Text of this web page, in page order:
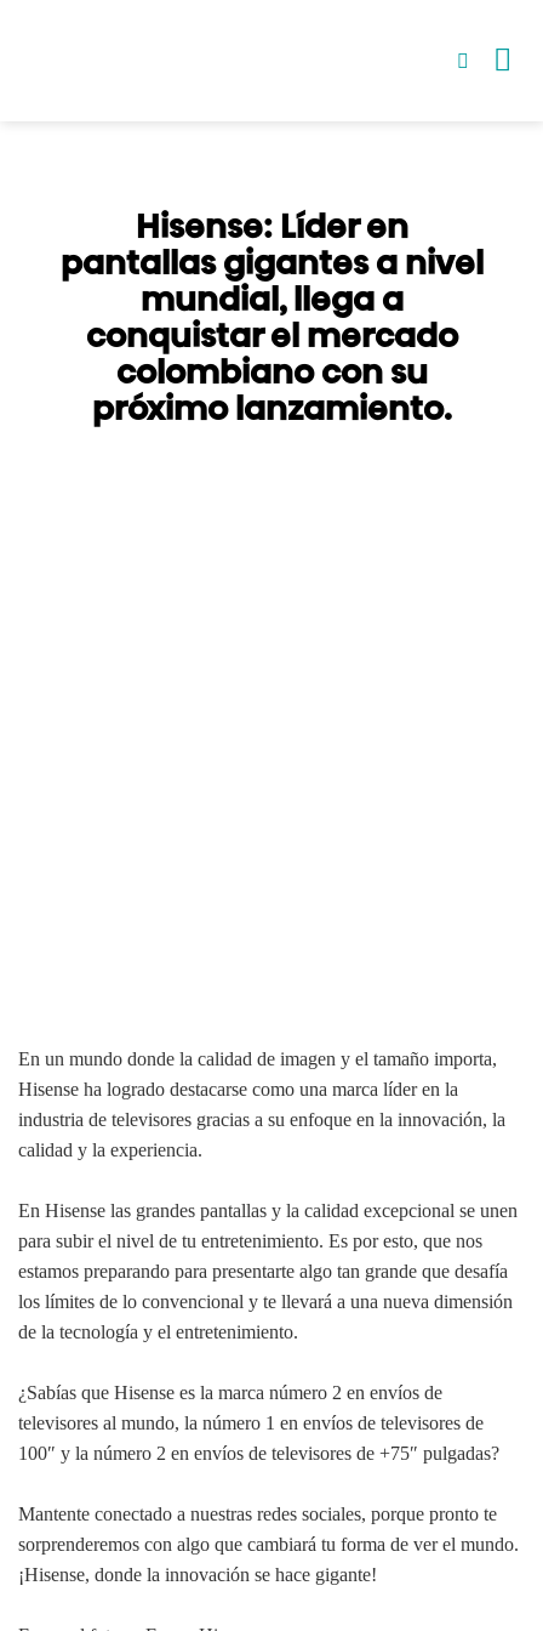
Hisense: Líder en
pantallas gigantes a nivel
mundial, llega a
conquistar el mercado
colombiano con su
próximo lanzamiento.
En un mundo donde la calidad de imagen y el tamaño importa,
Hisense ha logrado destacarse como una marca líder en la
industria de televisores gracias a su enfoque en la innovación, la
calidad y la experiencia.
En Hisense las grandes pantallas y la calidad excepcional se unen
para subir el nivel de tu entretenimiento. Es por esto, que nos
estamos preparando para presentarte algo tan grande que desafía
los límites de lo convencional y te llevará a una nueva dimensión
de la tecnología y el entretenimiento.
¿Sabías que Hisense es la marca número 2 en envíos de
televisores al mundo, la número 1 en envíos de televisores de
100″ y la número 2 en envíos de televisores de +75″ pulgadas?
Mantente conectado a nuestras redes sociales, porque pronto te
sorprenderemos con algo que cambiará tu forma de ver el mundo.
¡Hisense, donde la innovación se hace gigante!